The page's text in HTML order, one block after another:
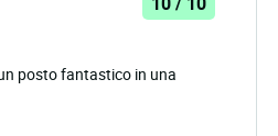
posto fantastico in una